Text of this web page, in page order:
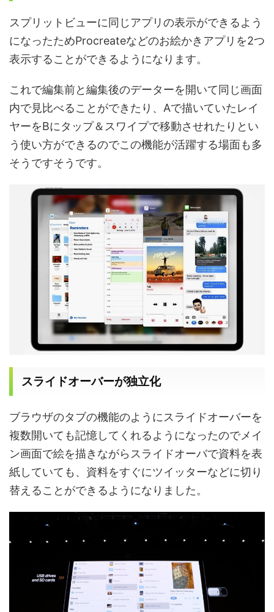
スプリットビューに同じアプリの表示ができるよう
になったためProcreateなどのお絵かきアプリを2つ
表示することができるようになります。
これで編集前と編集後のデーターを開いて同じ画面
内で見比べることができたり、Aで描いていたレイ
ヤーをBにタップ＆スワイプで移動させれたりとい
う使い方ができるのでこの機能が活躍する場面も多
そうですそうです。
スライドオーバーが独立化
ブラウザのタブの機能のようにスライドオーバーを
複数開いても記憶してくれるようになったのでメイ
ン画面で絵を描きながらスライドオーバで資料を表
紙していても、資料をすぐにツイッターなどに切り
替えることができるようになりました。